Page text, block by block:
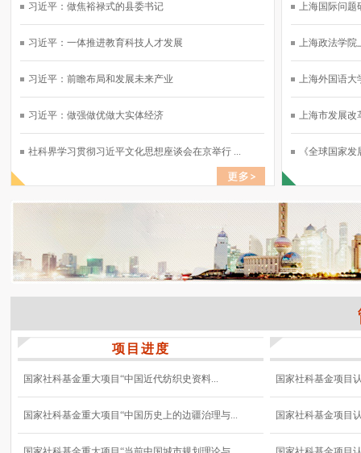
习近平：做焦裕禄式的县委书记
习近平：一体推进教育科技人才发展
习近平：前瞻布局和发展未来产业
习近平：做强做优做大实体经济
社科界学习贯彻习近平文化思想座谈会在京举行 ...
上海国际问题
上海政法学院
上海外国语大
上海市发展改
《全球国家
项目进度
国家社科基金重大项目“中国近代纺织史资料...
国家社科基金重大项目“中国历史上的边疆治理与...
国家社科基金项目
国家社科基金项目